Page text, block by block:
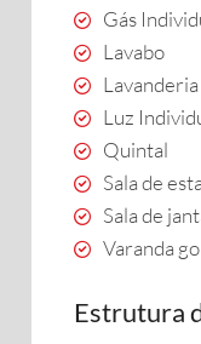
Gás
Lavabo
Lavanderia
Luz
Quintal
Sala de
Sala de
Varanda
Estrutura